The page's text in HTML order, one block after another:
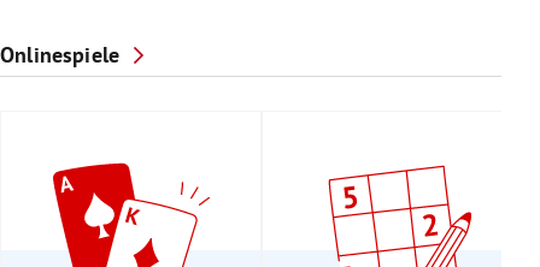
Onlinespiele